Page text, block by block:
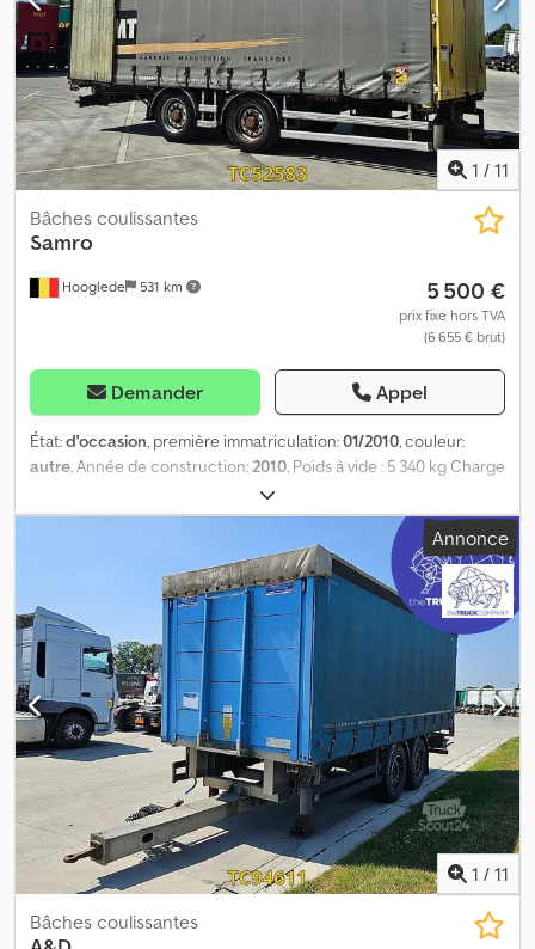
Poids à vide : 4 360 kg Charge utile : 14 640 kg PTAC : 19 000 kg
État Dommages : aucun Dedpfozrb Hmjx Ai Iock
1 / 11
Hooglede 531 km
Bâches coulissantes
Samro
5 500 €
prix fixe hors TVA
(6 655 € brut)
Demander Appel
État:d'occasion, première immatriculation:01/2010, couleur:
autre, Année de construction:2010, Poids à vide : 5 340 kg Charge
utile : 12 660 kg PTAC : 18 000 kg Dedpfx Aijzrbt To Ijck Dommages
: aucun
Annonce
1 / 11
Bâches coulissantes